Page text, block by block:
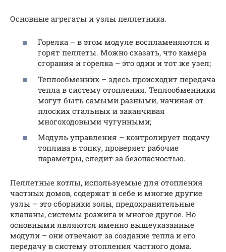
Основные агрегаты и узлы пеллетника.
Горелка – в этом модуле воспламеняются и
горят пеллеты. Можно сказать, что камера
сгорания и горелка – это один и тот же узел;
Теплообменник – здесь происходит передача
тепла в систему отопления. Теплообменники
могут быть самыми разными, начиная от
плоских стальных и заканчивая
многоходовыми чугунными;
Модуль управления – контролирует подачу
топлива в топку, проверяет рабочие
параметры, следит за безопасностью.
Пеллетные котлы, используемые для отопления
частных домов, содержат в себе и многие другие
узлы – это сборники золы, предохранительные
клапаны, системы розжига и многое другое. Но
основными являются именно вышеуказанные
модули – они отвечают за создание тепла и его
передачу в систему отопления частного дома.